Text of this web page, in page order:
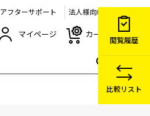
アフターサポート 法人様向け
マイページ カート
閲覧履歴
比較リスト